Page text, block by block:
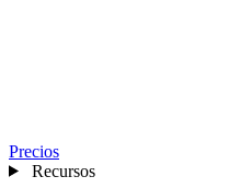
Precios
Recursos